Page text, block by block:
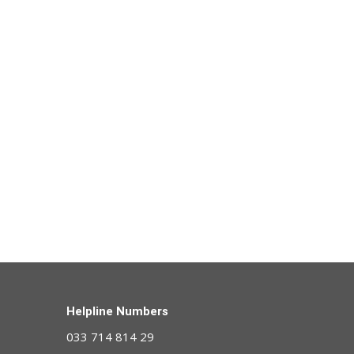
Helpline Numbers
033 714 814 29